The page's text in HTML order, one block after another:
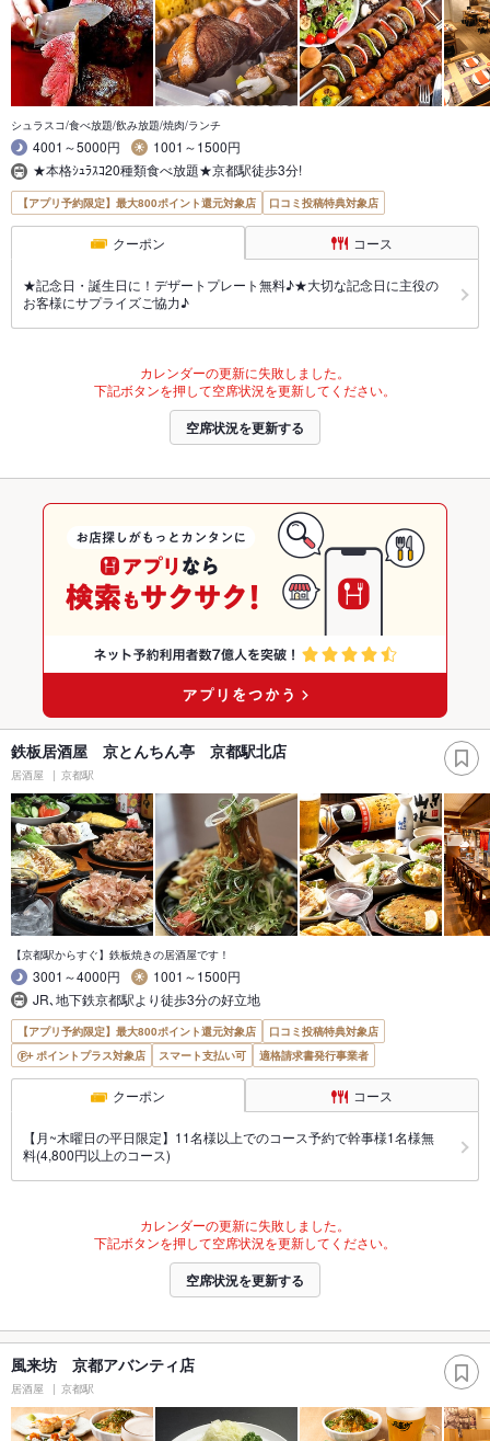
シュラスコ/食べ放題/飲み放題/焼肉/ランチ
4001～5000円
1001～1500円
★本格ｼｭﾗｽｺ20種類食べ放題★京都駅徒歩3分!
【アプリ予約限定】最大800ポイント還元対象店 口コミ投稿特典対象店
クーポン コース
★記念日・誕生日に！デザートプレート無料♪★大切な記念日に主役の
お客様にサプライズご協力♪
カレンダーの更新に失敗しました。
下記ボタンを押して空席状況を更新してください。
空席状況を更新する
鉄板居酒屋 京とんちん亭 京都駅北店
居酒屋 京都駅
【京都駅からすぐ】鉄板焼きの居酒屋です！
3001～4000円
1001～1500円
JR､地下鉄京都駅より徒歩3分の好立地
【アプリ予約限定】最大800ポイント還元対象店
口コミ投稿特典対象店
ポイントプラス対象店
スマート支払い可 適格請求書発行事業者
クーポン コース
【月~木曜日の平日限定】11名様以上でのコース予約で幹事様1名様無
料(4,800円以上のコース)
カレンダーの更新に失敗しました。
下記ボタンを押して空席状況を更新してください。
空席状況を更新する
風来坊 京都アバンティ店
居酒屋 京都駅